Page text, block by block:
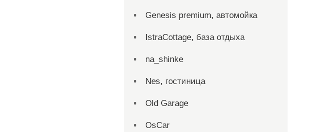
Genesis premium, автомойка
IstraCottage, база отдыха
na_shinke
Nes, гостиница
Old Garage
OsCar